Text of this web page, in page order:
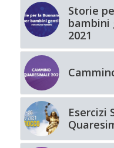
Storie
bambini
2021
Esercizi